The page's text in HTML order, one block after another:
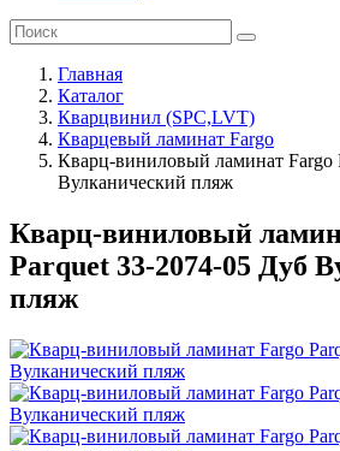
Главная
Каталог
Кварцвинил (SPC,LVT)
Кварцевый ламинат Fargo
Кварц-виниловый ламинат Fargo
Вулканический пляж
Кварц-виниловый
Parquet 33-2074-05 Дуб
пляж